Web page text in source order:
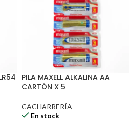
PILA MAXELL ALKALINA AA
CARTÓN X 5
CACHARRERÍA
En stock